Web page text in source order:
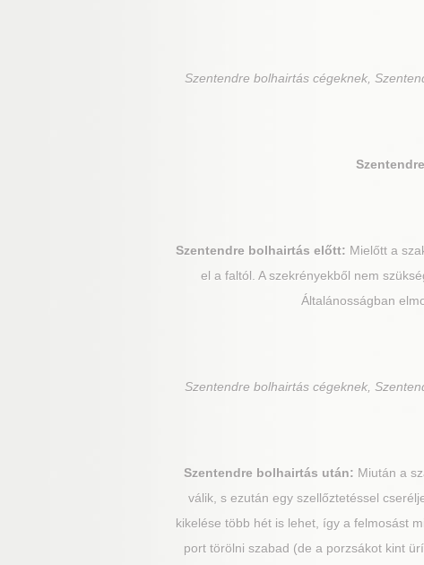
Szentendre bolhairtás cégeknek,
Szentendre
Szentendre bolhairtás előtt: Mielőtt a
el a faltól. A szekrényekből nem
Általánosságban
Szentendre bolhairtás cégeknek,
Szentendre bolhairtás után: Miután a
válik, s ezután egy szellőztetéssel
kikelése több hét is lehet, így a felmosást
port törölni szabad (de a porzsákot kint